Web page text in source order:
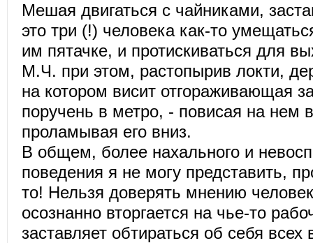
Мешая двигаться с чайниками,
это три (!) человека как-то
им пятачке, и протискиваться для
М.Ч. при этом, растопырив локти,
на котором висит отгораживающая
поручень в метро, - повисая на нем
проламывая его вниз.
В общем, более нахального и
поведения я не могу представить,
то! Нельзя доверять мнению
осознанно вторгается на чье-то
заставляет обтираться об себя